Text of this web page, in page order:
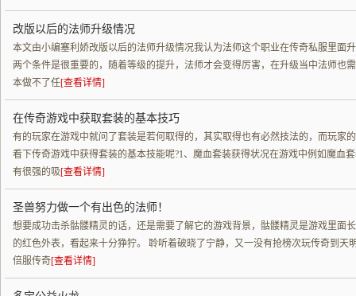
改版以后的法师升级情况
本文由小编塞利娇改版以后的法师升级情况我认为法师这个职业在传奇私服里面
两个条件是很重要的，随着等级的提升，法师才会变得厉害，在升级当中法师也
本做不了任[查看详情]
在传奇游戏中获取套装的基本技巧
有的玩家在游戏中就问了套装是若何取得的，其实取得也有必然技法的，而玩家
看下传奇游戏中获得套装的基本技能呢?1、魔血套装获得状况在游戏中例如魔血
有很强的吸[查看详情]
圣兽努力做一个有出色的法师！
想要成功击杀骷髅精灵的话，还是需要了解它的游戏背景，骷髅精灵是游戏里面
的红色外表，看起来十分狰狞。 聆听着破晓了宁静，又一没有抢榜次玩传奇到天
倍服传奇[查看详情]